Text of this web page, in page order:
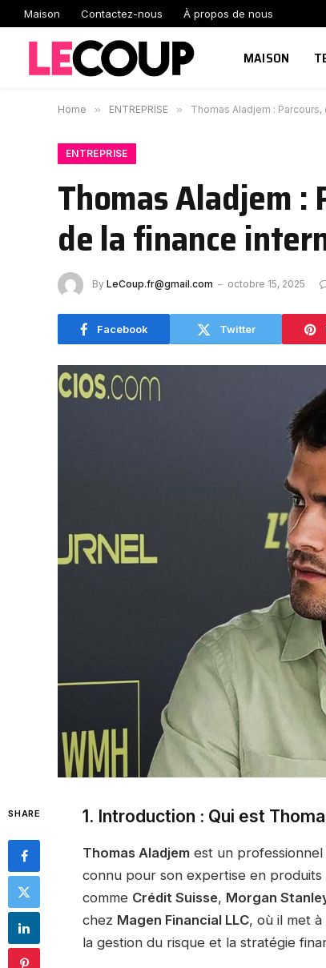
Maison Contactez-nous À propos de nous
MAISON
Home » ENTREPRISE » Thomas Aladjem :
ENTREPRISE
Thomas Aladjem :
de la finance
By LeCoup.fr@gmail.com octobre 15, 2025
Facebook Twitter
SHARE 1. Introduction : Qui est
Thomas Aladjem est un
connu pour son expertise en
comme Crédit Suisse, Morgan
chez Magen Financial LLC, où il met
la gestion du risque et la stratégie